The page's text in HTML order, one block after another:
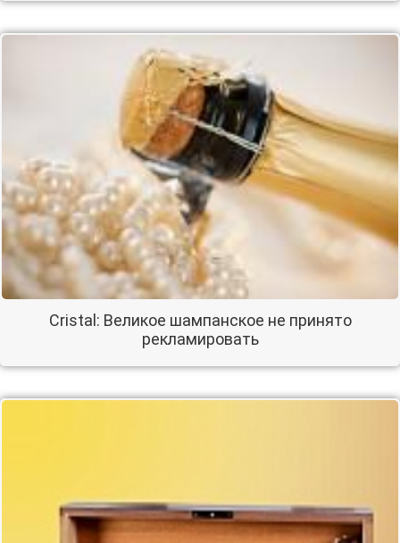
Cristal: Великое шампанское не принято
рекламировать